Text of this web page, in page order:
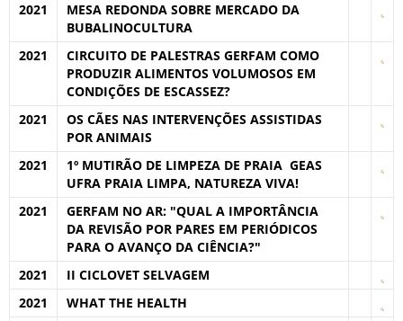
2021
MESA REDONDA SOBRE MERCADO DA
BUBALINOCULTURA
2021
CIRCUITO DE PALESTRAS GERFAM COMO
PRODUZIR ALIMENTOS VOLUMOSOS EM
CONDIÇÕES DE ESCASSEZ?
2021
OS CÃES NAS INTERVENÇÕES ASSISTIDAS
POR ANIMAIS
2021
1º MUTIRÃO DE LIMPEZA DE PRAIA  GEAS
UFRA PRAIA LIMPA, NATUREZA VIVA!
2021
GERFAM NO AR: "QUAL A IMPORTÂNCIA
DA REVISÃO POR PARES EM PERIÓDICOS
PARA O AVANÇO DA CIÊNCIA?"
2021
II CICLOVET SELVAGEM
2021
WHAT THE HEALTH